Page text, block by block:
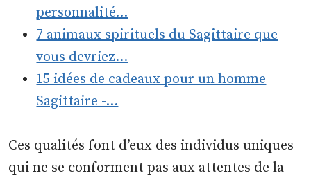
personnalité…
7 animaux spirituels du Sagittaire que
vous devriez…
15 idées de cadeaux pour un homme
Sagittaire -…
Ces qualités font d’eux des individus uniques
qui ne se conforment pas aux attentes de la